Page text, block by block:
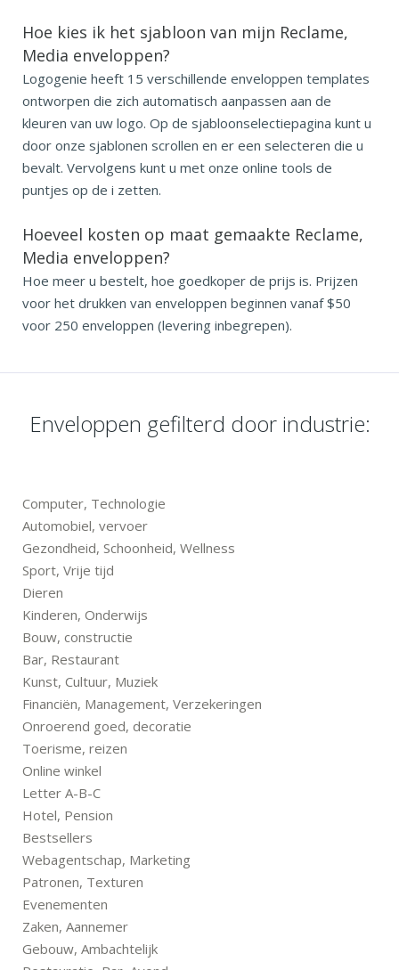
Hoe kies ik het sjabloon van mijn Reclame,
Media enveloppen?
Logogenie heeft 15 verschillende enveloppen templates
ontworpen die zich automatisch aanpassen aan de
kleuren van uw logo. Op de sjabloonselectiepagina kunt u
door onze sjablonen scrollen en er een selecteren die u
bevalt. Vervolgens kunt u met onze online tools de
puntjes op de i zetten.
Hoeveel kosten op maat gemaakte Reclame,
Media enveloppen?
Hoe meer u bestelt, hoe goedkoper de prijs is. Prijzen
voor het drukken van enveloppen beginnen vanaf $50
voor 250 enveloppen (levering inbegrepen).
Enveloppen gefilterd door industrie:
Computer, Technologie
Automobiel, vervoer
Gezondheid, Schoonheid, Wellness
Sport, Vrije tijd
Dieren
Kinderen, Onderwijs
Bouw, constructie
Bar, Restaurant
Kunst, Cultuur, Muziek
Financiën, Management, Verzekeringen
Onroerend goed, decoratie
Toerisme, reizen
Online winkel
Letter A-B-C
Hotel, Pension
Bestsellers
Webagentschap, Marketing
Patronen, Texturen
Evenementen
Zaken, Aannemer
Gebouw, Ambachtelijk